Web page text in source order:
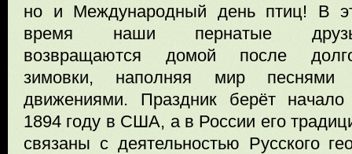
но и Международный день птиц! В
время наши пернатые
возвращаются домой после
зимовки, наполняя мир песнями
движениями. Праздник берёт
1894 году в США, а в России его
связаны с деятельностью Русского